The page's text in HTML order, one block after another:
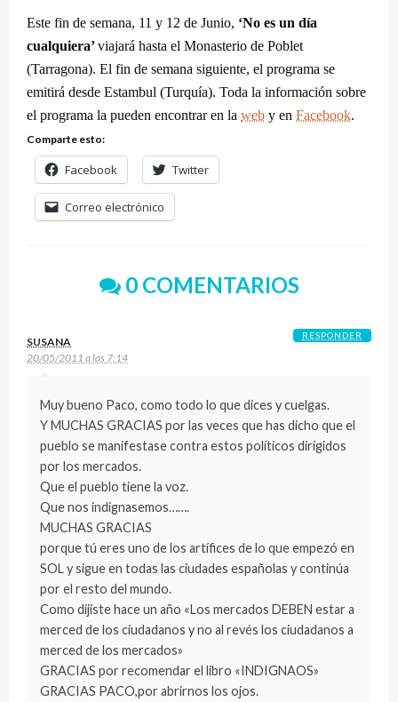
Este fin de semana, 11 y 12 de Junio, ‘No es un día
cualquiera’viajará hasta el Monasterio de Poblet
(Tarragona). El fin de semana siguiente, el programa se
emitirá desde Estambul (Turquía). Toda la información sobre
el programa la pueden encontrar en la web y en Facebook.
Comparte esto:
Facebook Twitter
Correo electrónico
0 COMENTARIOS
SUSANA
20/05/2011 a las 7:14
Muy bueno Paco, como todo lo que dices y cuelgas.
Y MUCHAS GRACIAS por las veces que has dicho que el
pueblo se manifestase contra estos políticos dirigidos
por los mercados.
Que el pueblo tiene la voz.
Que nos indignasemos…….
MUCHAS GRACIAS
porque tú eres uno de los artífices de lo que empezó en
SOL y sigue en todas las ciudades españolas y continúa
por el resto del mundo.
Como dijiste hace un año «Los mercados DEBEN estar a
merced de los ciudadanos y no al revés los ciudadanos a
merced de los mercados»
GRACIAS por recomendar el libro «INDIGNAOS»
GRACIAS PACO,por abrirnos los ojos.
RESPONDER